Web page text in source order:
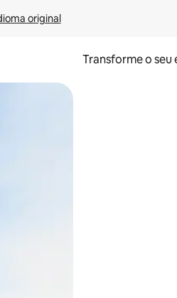
original
Transforme o